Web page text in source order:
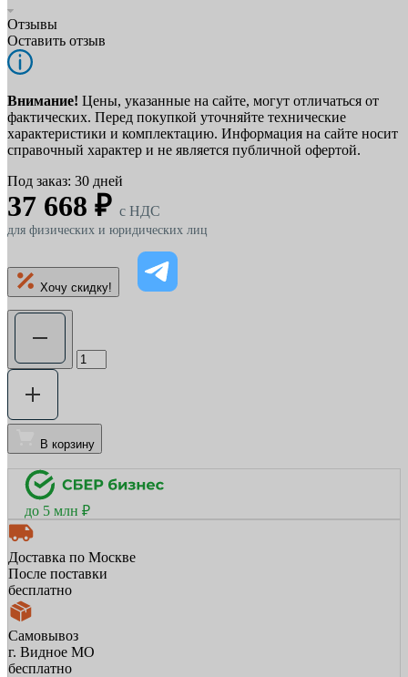
Отзывы
Оставить отзыв
Внимание! Цены, указанные на сайте, могут отличаться от
фактических. Перед покупкой уточняйте технические
характеристики и комплектацию. Информация на сайте носит
справочный характер и не является публичной офертой.
Под заказ: 30 дней
37 668 ₽ c НДС
для физических и юридических лиц
Хочу скидку!
В корзину
до 5 млн ₽
Доставка по Москве
После поставки
бесплатно
Самовывоз
г. Видное МО
бесплатно